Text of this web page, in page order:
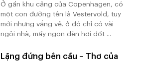
Ở gần khu cảng của Copenhagen, có
một con đường tên là Vestervold, tuy
mới nhưng vắng vẻ. ở đó chỉ có vài
ngôi nhà, mấy ngọn đèn hơi đốt ...
Lặng đứng bên cầu – Thơ của